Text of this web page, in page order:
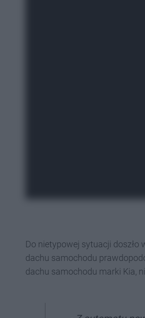
Do nietypowej sytuacji doszło
dachu samochodu
dachu samochodu marki Kia,